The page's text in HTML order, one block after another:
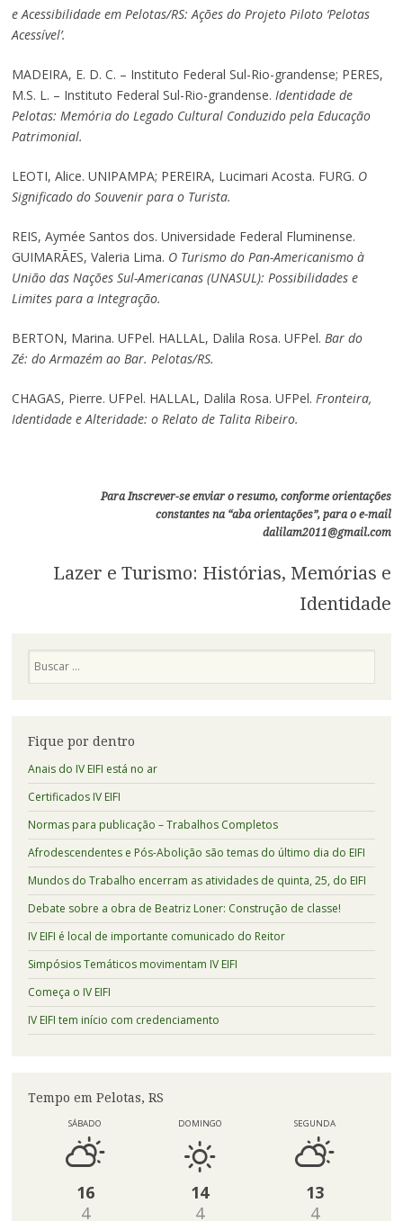
e Acessibilidade em Pelotas/RS: Ações do Projeto Piloto ‘Pelotas
Acessível’.
MADEIRA, E. D. C. – Instituto Federal Sul-Rio-grandense; PERES,
M.S. L. – Instituto Federal Sul-Rio-grandense. Identidade de
Pelotas: Memória do Legado Cultural Conduzido pela Educação
Patrimonial.
LEOTI, Alice. UNIPAMPA; PEREIRA, Lucimari Acosta. FURG. O
Significado do Souvenir para o Turista.
REIS, Aymée Santos dos. Universidade Federal Fluminense.
GUIMARÃES, Valeria Lima. O Turismo do Pan-Americanismo à
União das Nações Sul-Americanas (UNASUL): Possibilidades e
Limites para a Integração.
BERTON, Marina. UFPel. HALLAL, Dalila Rosa. UFPel. Bar do
Zé: do Armazém ao Bar. Pelotas/RS.
CHAGAS, Pierre. UFPel. HALLAL, Dalila Rosa. UFPel. Fronteira,
Identidade e Alteridade: o Relato de Talita Ribeiro.
Para Inscrever-se enviar o resumo, conforme orientações
constantes na “aba orientações”, para o e-mail
dalilam2011@gmail.com
Lazer e Turismo: Histórias, Memórias e
Identidade
Fique por dentro
Anais do IV EIFI está no ar
Certificados IV EIFI
Normas para publicação – Trabalhos Completos
Afrodescendentes e Pós-Abolição são temas do último dia do EIFI
Mundos do Trabalho encerram as atividades de quinta, 25, do EIFI
Debate sobre a obra de Beatriz Loner: Construção de classe!
IV EIFI é local de importante comunicado do Reitor
Simpósios Temáticos movimentam IV EIFI
Começa o IV EIFI
IV EIFI tem início com credenciamento
Tempo em Pelotas, RS
SÁBADO
16
4
DOMINGO
14
4
SEGUNDA
13
4